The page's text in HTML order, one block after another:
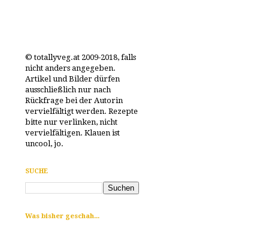
© totallyveg.at 2009-2018, falls
nicht anders angegeben.
Artikel und Bilder dürfen
ausschließlich nur nach
Rückfrage bei der Autorin
vervielfältigt werden. Rezepte
bitte nur verlinken, nicht
vervielfältigen. Klauen ist
uncool, jo.
SUCHE
Was bisher geschah...